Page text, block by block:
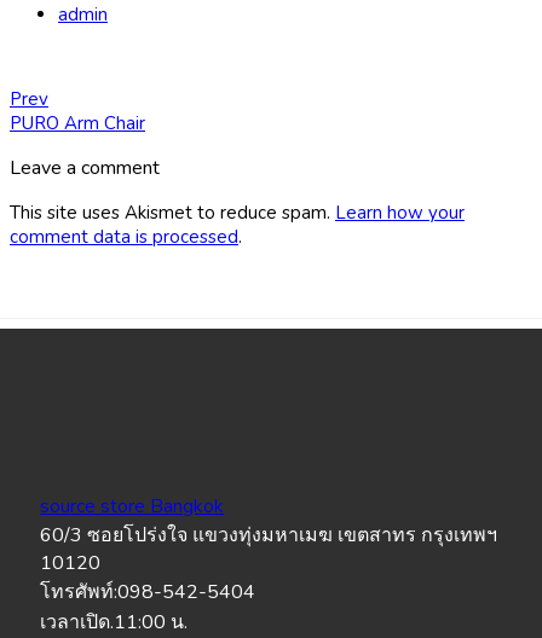
admin
Prev
PURO Arm Chair
Leave a comment
This site uses Akismet to reduce spam. Learn how your
comment data is processed.
source store Bangkok
60/3 ซอยโปร่งใจ แขวงทุ่งมหาเมฆ เขตสาทร กรุงเทพฯ
10120
โทรศัพท์:098-542-5404
เวลาเปิด.11:00 น.